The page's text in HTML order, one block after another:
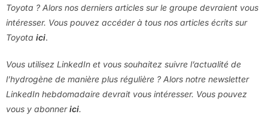
Toyota ? Alors nos derniers articles sur le groupe devraient vous
intéresser. Vous pouvez accéder à tous nos articles écrits sur
Toyota ici.
Vous utilisez LinkedIn et vous souhaitez suivre l’actualité de
l’hydrogène de manière plus régulière ? Alors notre newsletter
LinkedIn hebdomadaire devrait vous intéresser. Vous pouvez
vous y abonnerici.